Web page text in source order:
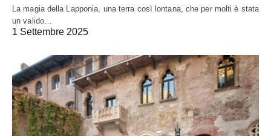
La magia della Lapponia, una terra così lontana, che per molti è stata
un valido…
1 Settembre 2025